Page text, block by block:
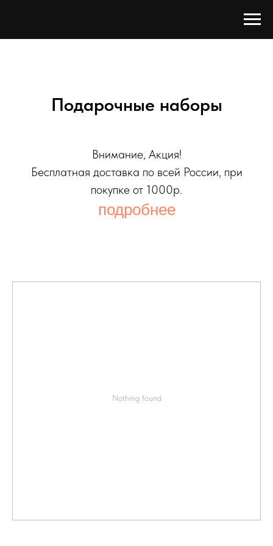
Подарочные наборы
Внимание, Акция!
Бесплатная доставка по всей России, при
покупке от 1000р.
подробнее
Nothing found